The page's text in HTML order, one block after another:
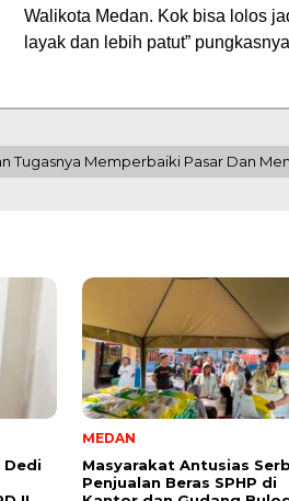
Walikota Medan. Kok bisa lolos
layak dan lebih patut”
Tugasnya Memperbaiki Pasar Dan
Dedi
MEDAN
Masyarakat Antusias
Penjualan Beras SPHP di